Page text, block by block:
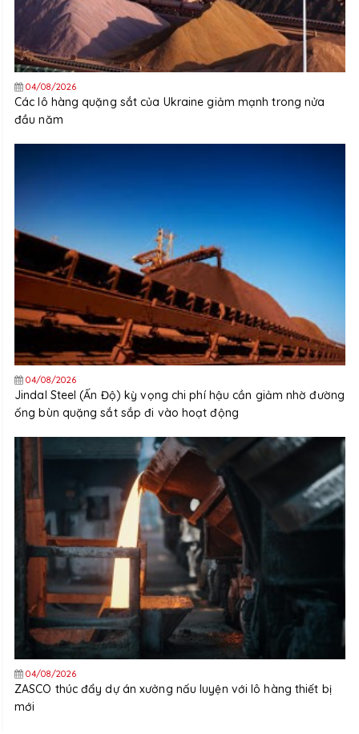
04/08/2026
Các lô hàng quặng sắt của Ukraine giảm mạnh trong nửa
đầu năm
04/08/2026
Jindal Steel (Ấn Độ) kỳ vọng chi phí hậu cần giảm nhờ đường
ống bùn quặng sắt sắp đi vào hoạt động
04/08/2026
ZASCO thúc đẩy dự án xưởng nấu luyện với lô hàng thiết bị
mới